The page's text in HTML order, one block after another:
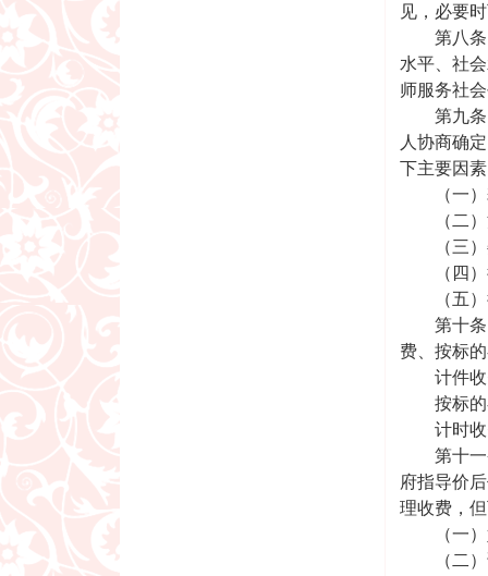
见，必要
第八条
水平、社
师服务社
第九条
人协商确
下主要因
（一）
（二）
（三）
（四）
（五）
第十条
费、按标
计件收费
按标的额
计时收
第十一条
府指导价
理收费，
（一）
（二）请